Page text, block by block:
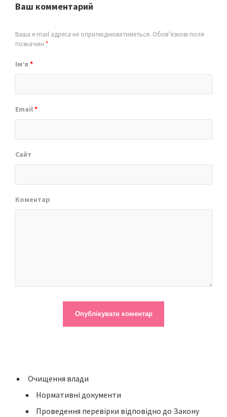
Ваш комментарий
Ваша e-mail адреса не оприлюднюватиметься. Обов’язкові поля
позначені *
Ім’я *
Email*
Сайт
Коментар
Очищення влади
Нормативні документи
Проведення перевірки відповідно до Закону